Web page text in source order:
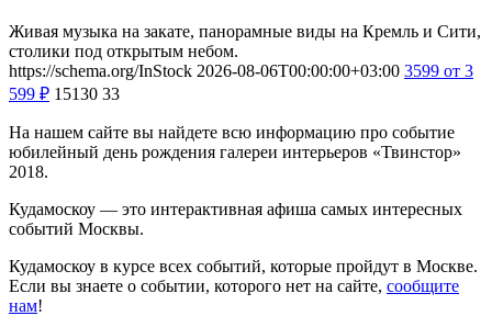
Живая музыка на закате, панорамные виды на Кремль и Сити,
столики под открытым небом.
https://schema.org/InStock 2026-08-06T00:00:00+03:00 3599 от 3
599 ₽ 15130 33
На нашем сайте вы найдете всю информацию про событие
юбилейный день рождения галереи интерьеров «Твинстор»
2018.
Кудамоскоу — это интерактивная афиша самых интересных
событий Москвы.
Кудамоскоу в курсе всех событий, которые пройдут в Москве.
Если вы знаете о событии, которого нет на сайте, сообщите
нам!